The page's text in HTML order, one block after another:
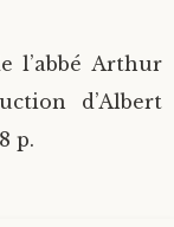
l’abbé Arthur
d’Albert
p.